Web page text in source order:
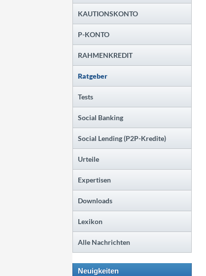
KAUTIONSKONTO
P-KONTO
RAHMENKREDIT
Ratgeber
Tests
Social Banking
Social Lending (P2P-Kredite)
Urteile
Expertisen
Downloads
Lexikon
Alle Nachrichten
Neuigkeiten